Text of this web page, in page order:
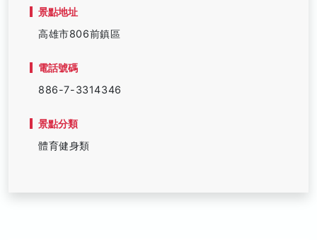
景點地址
高雄市806前鎮區
電話號碼
886-7-3314346
景點分類
體育健身類